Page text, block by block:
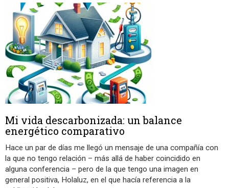
Mi vida descarbonizada: un balance
energético comparativo
Hace un par de días me llegó un mensaje de una compañía con
la que no tengo relación – más allá de haber coincidido en
alguna conferencia – pero de la que tengo una imagen en
general positiva, Holaluz, en el que hacía referencia a la